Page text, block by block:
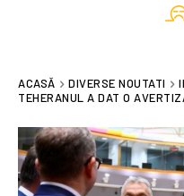
ACASĂ DIVERSE NOUTATI
TEHERANUL A DAT O